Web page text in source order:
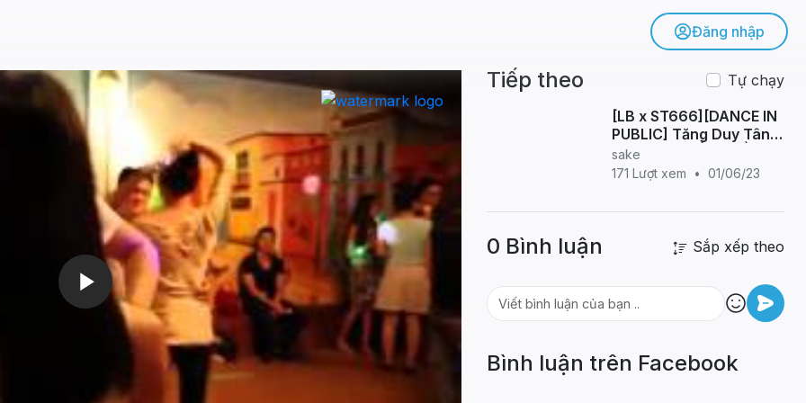
Đăng nhập
Tiếp theo
Tự chạy
[LB x ST666][DANCE IN
PUBLIC] Tăng Duy Tân -
BÊN TRÊN TẦNG LẦU |
BESTEVER Project
sake
171 Lượt xem
• 01/06/23
0 Bình luận Sắp xếp theo
Bình luận trên Facebook